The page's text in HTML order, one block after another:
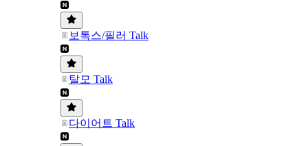
보톡스/필러 Talk
탈모 Talk
다이어트 Talk